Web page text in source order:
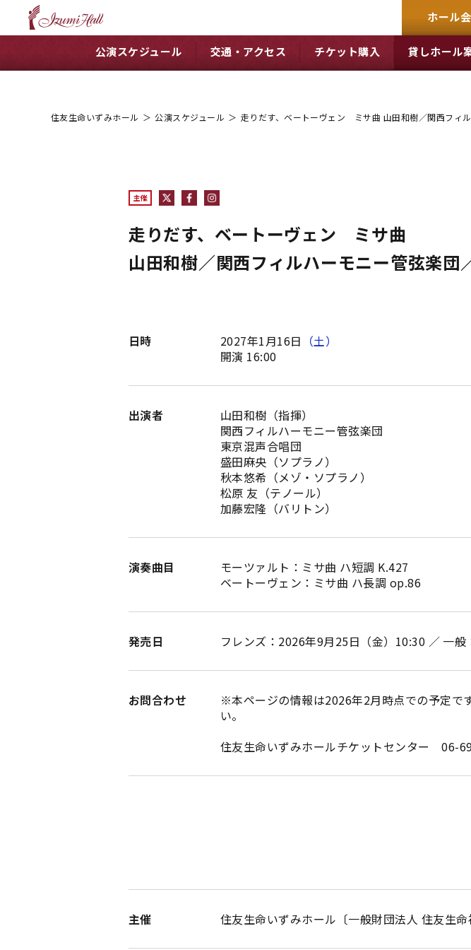
ホール
公演スケジュール 交通・アクセス チケット購入 貸しホール
住友生命いずみホール ＞ 公演スケジュール ＞ 走りだす、ベートーヴェン ミサ曲 山田和樹／関西フィ
主催
走りだす、ベートーヴェン ミサ曲
山田和樹／関西フィルハーモニー管弦楽
日時 2027年1月16日 （土）
開演 16:00
出演者
山田和樹（指揮）
関西フィルハーモニー管弦楽団
東京混声合唱団
盛田麻央（ソプラノ）
秋本悠希（メゾ・ソプラノ）
松原 友（テノール）
加藤宏隆（バリトン）
演奏曲目
モーツァルト：ミサ曲 ハ短調 K.427
ベートーヴェン：ミサ曲 ハ長調 op.86
発売日 フレンズ：2026年9月25日（金）10:30 ／ 一
お問合わせ
※本ページの情報は2026年2月時点での予定で
い。
住友生命いずみホールチケットセンター 06-
主催 住友生命いずみホール〔一般財団法人 住友生命